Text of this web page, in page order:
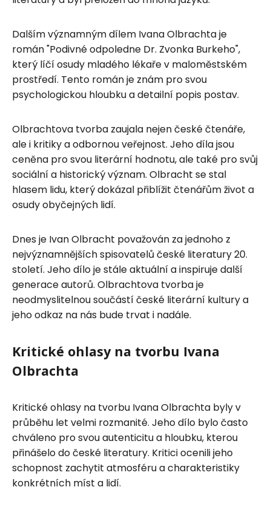
Dalším významným dílem Ivana Olbrachta je
román "Podivné odpoledne Dr. Zvonka Burkeho",
který líčí osudy mladého lékaře v maloměstském
prostředí. Tento román je znám pro svou
psychologickou hloubku a detailní popis postav.
Olbrachtova tvorba zaujala nejen české čtenáře,
ale i kritiky a odbornou veřejnost. Jeho díla jsou
ceněna pro svou literární hodnotu, ale také pro svůj
sociální a historický význam. Olbracht se stal
hlasem lidu, který dokázal přiblížit čtenářům život a
osudy obyčejných lidí.
Dnes je Ivan Olbracht považován za jednoho z
nejvýznamnějších spisovatelů české literatury 20.
století. Jeho dílo je stále aktuální a inspiruje další
generace autorů. Olbrachtova tvorba je
neodmyslitelnou součástí české literární kultury a
jeho odkaz na nás bude trvat i nadále.
Kritické ohlasy na tvorbu Ivana
Olbrachta
Kritické ohlasy na tvorbu Ivana Olbrachta byly v
průběhu let velmi rozmanité. Jeho dílo bylo často
chváleno pro svou autenticitu a hloubku, kterou
přinášelo do české literatury. Kritici ocenili jeho
schopnost zachytit atmosféru a charakteristiky
konkrétních míst a lidí.